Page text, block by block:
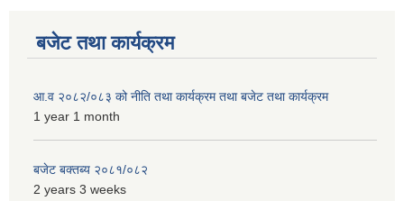
बजेट तथा कार्यक्रम
आ.व २०८२/०८३ को नीति तथा कार्यक्रम तथा बजेट तथा कार्यक्रम
1 year 1 month
बजेट बक्तब्य २०८१/०८२
2 years 3 weeks